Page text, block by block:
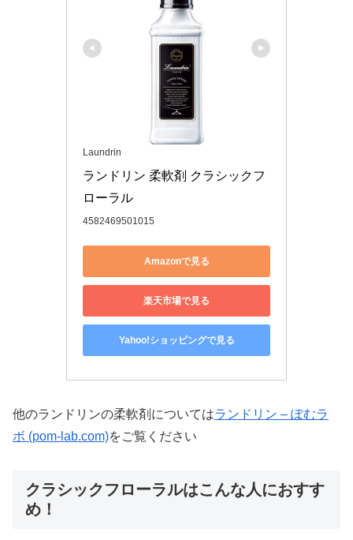
Laundrin
ランドリン 柔軟剤 クラシックフ
ローラル
4582469501015
Amazonで見る
楽天市場で見る
Yahoo!ショッピングで見る
他のランドリンの柔軟剤についてはランドリン – ぽむラ
ボ (pom-lab.com)をご覧ください
クラシックフローラルはこんな人におすす
め！